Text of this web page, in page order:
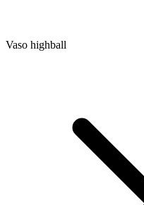
Vaso highball